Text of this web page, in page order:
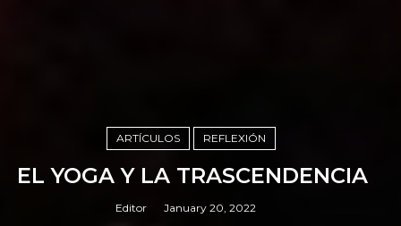
ARTÍCULOS REFLEXIÓN
EL YOGA Y LA TRASCENDENCIA
Editor January 20, 2022